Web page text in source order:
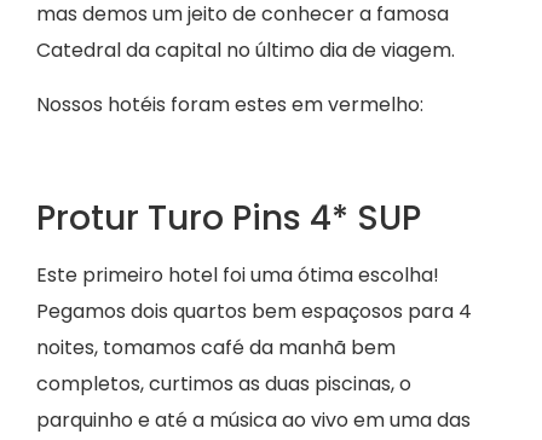
mas demos um jeito de conhecer a famosa
Catedral da capital no último dia de viagem.
Nossos hotéis foram estes em vermelho:
Protur Turo Pins 4* SUP
Este primeiro hotel foi uma ótima escolha!
Pegamos dois quartos bem espaçosos para 4
noites, tomamos café da manhã bem
completos, curtimos as duas piscinas, o
parquinho e até a música ao vivo em uma das